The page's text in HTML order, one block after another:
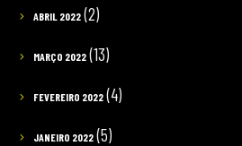
ABRIL 2022(2)
MARÇO 2022(13)
FEVEREIRO 2022(4)
JANEIRO 2022(5)